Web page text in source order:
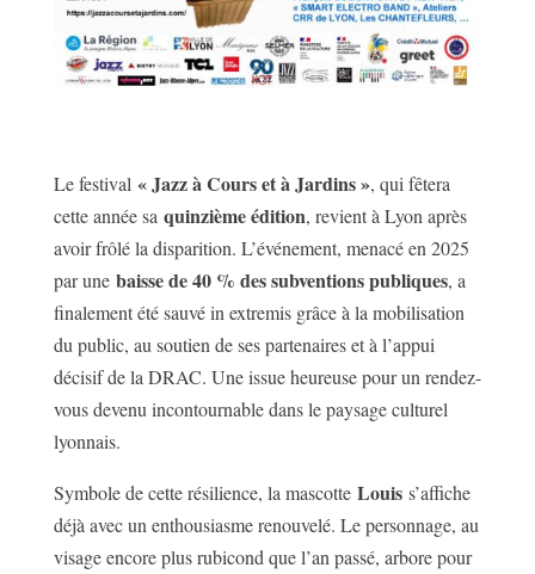
Le festival « Jazz à Cours et à Jardins », qui fêtera
cette année sa quinzième édition, revient à Lyon après
avoir frôlé la disparition. L’événement, menacé en 2025
par une baisse de 40 % des subventions publiques, a
finalement été sauvé in extremis grâce à la mobilisation
du public, au soutien de ses partenaires et à l’appui
décisif de la DRAC. Une issue heureuse pour un rendez-
vous devenu incontournable dans le paysage culturel
lyonnais.
Symbole de cette résilience, la mascotte Louiss’affiche
déjà avec un enthousiasme renouvelé. Le personnage, au
visage encore plus rubicond que l’an passé, arbore pour